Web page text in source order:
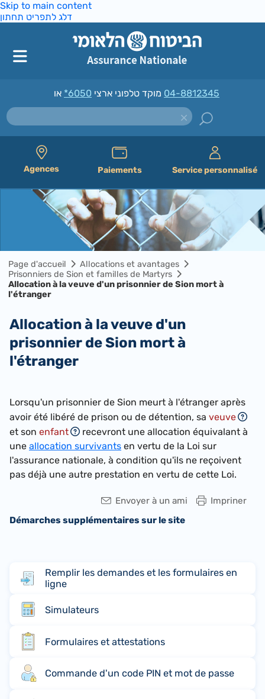
Skip to main content
דלג לתפריט תחתון
מוקד טלפוני ארצי *6050 04-8812345
Agences Paiements Service personnalisé
Page d'accueil
Allocations et avantages
Prisonniers de Sion et familles de Martyrs
Allocation à la veuve d'un prisonnier de Sion mort à
l'étranger
Allocation à la veuve d'un
prisonnier de Sion mort à
l'étranger
​Lorsqu'un prisonnier de Sion meurt à l'étranger après
avoir été libéré de prison ou de détention, sa veuve
et son enfant
recevront une allocation équivalant à
une allocation survivants en vertu de la Loi sur
l'assurance nationale, à condition qu'ils ne reçoivent
pas déjà une autre prestation en vertu de cette Loi.
Impriner
Envoyer à un ami
Démarches supplémentaires sur le site
Remplir les demandes et les formulaires en
ligne
Simulateurs
Formulaires et attestations
Commande d'un code PIN et mot de passe